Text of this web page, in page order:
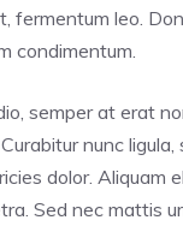
fermentum leo.
condimentum.
semper at erat
nunc
dolor. Aliquam
Sed nec mattis